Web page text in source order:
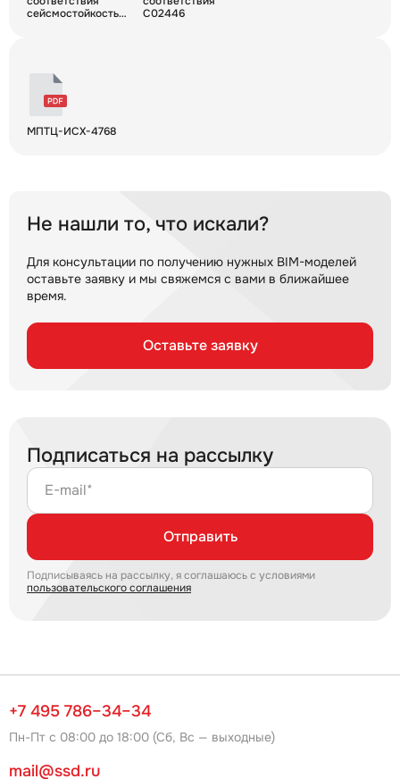
сейсмостойкость
С02446
МПТЦ-ИСХ-4768
Не нашли то, что искали?
Для консультации по получению нужных BIM-моделей
оставьте заявку и мы свяжемся с вами в ближайшее
время.
Оставьте заявку
Подписаться на рассылку
E-mail*
Отправить
Подписываясь на рассылку, я соглашаюсь с условиями
пользовательского соглашения
+7 495 786–34–34
Пн-Пт с 08:00 до 18:00 (Сб, Вс — выходные)
mail@ssd.ru